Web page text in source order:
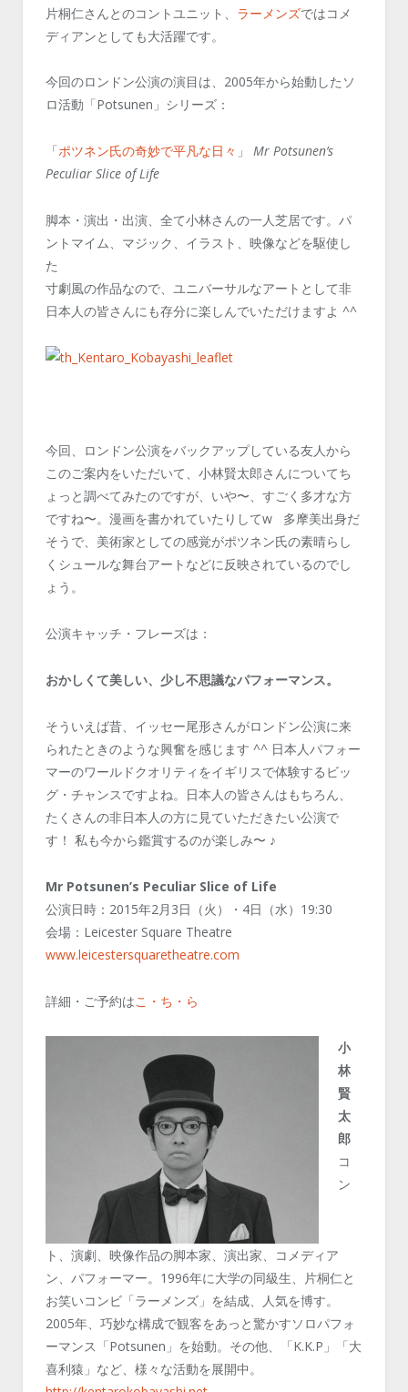
片桐仁さんとのコントユニット、 ラーメンズではコメ
ディアンとしても大活躍です。
今回のロンドン公演の演目は、2005年から始動したソ
ロ活動「Potsunen」シリーズ：
「ポツネン氏の奇妙で平凡な日々 」 Mr Potsunen’s
Peculiar Slice of Life
脚本・演出・出演、全て小林さんの一人芝居です。パ
ントマイム、マジック、イラスト、映像などを駆使し
た
寸劇風の作品なので、ユニバーサルなアートとして非
日本人の皆さんにも存分に楽しんでいただけますよ ^^
今回、ロンドン公演をバックアップしている友人から
このご案内をいただいて、小林賢太郎さんについてち
ょっと調べてみたのですが、いや〜、すごく多才な方
ですね〜。漫画を書かれていたりしてw 多摩美出身だ
そうで、美術家としての感覚がポツネン氏の素晴らし
くシュールな舞台アートなどに反映されているのでし
ょう。
公演キャッチ・フレーズは：
おかしくて美しい、少し不思議なパフォーマンス。
そういえば昔、イッセー尾形さんがロンドン公演に来
られたときのような興奮を感じます ^^ 日本人パフォー
マーのワールドクオリティをイギリスで体験するビッ
グ・チャンスですよね。日本人の皆さんはもちろん、
たくさんの非日本人の方に見ていただきたい公演で
す！ 私も今から鑑賞するのが楽しみ〜 ♪
Mr Potsunen’s Peculiar Slice of Life
公演日時：2015年2月3日（火）・4日（水）19:30
会場：Leicester Square Theatre
www.leicestersquaretheatre.com
詳細・ご予約はこ・ち・ら
小
林
賢
太
郎
コ
ン
ト、演劇、映像作品の脚本家、演出家、コメディア
ン、パフォーマー。1996年に大学の同級生、片桐仁と
お笑いコンビ「ラーメンズ」を結成、人気を博す。
2005年、巧妙な構成で観客をあっと驚かすソロパフォ
ーマンス「Potsunen」を始動。その他、「K.K.P」「大
喜利猿」など、様々な活動を展開中。